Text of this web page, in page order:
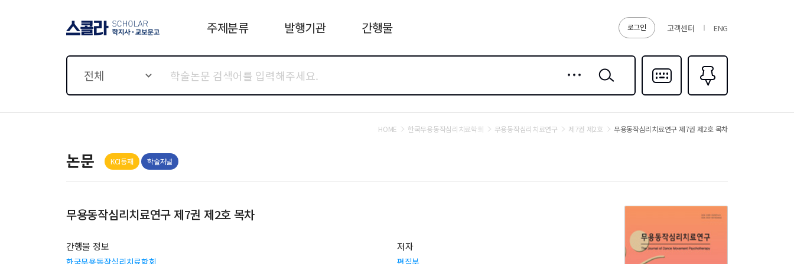
로그인 고객센터 ENG
주제분류 발행기관 간행물
전체
검색
다국어입력
즐겨찾기0
HOME 한국무용동작심리치료학회 무용동작심리치료연구 제7권 제2호 무용동작심리치료연구 제7권 제2호 목차
논문 KCI등재 학술저널
무용동작심리치료연구 제7권 제2호 목차
간행물 정보 저자